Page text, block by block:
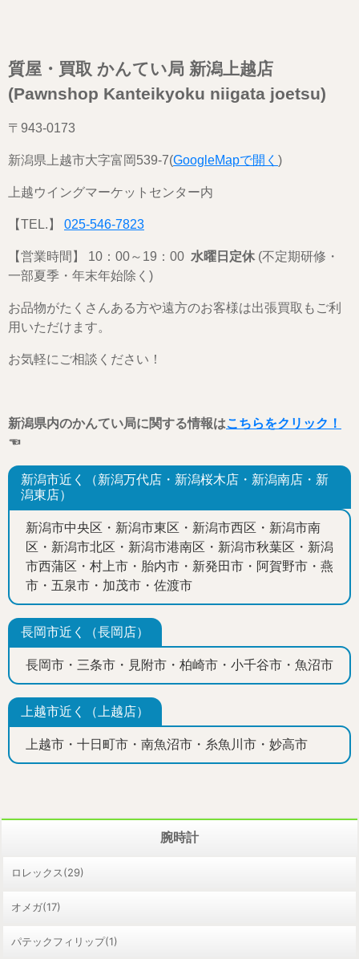
質屋・買取 かんてい局 新潟上越店
(Pawnshop Kanteikyoku niigata joetsu)
〒943-0173
新潟県上越市大字富岡539-7(GoogleMapで開く )
上越ウイングマーケットセンター内
【TEL.】 025-546-7823
【営業時間】 10：00～19：00 水曜日定休(不定期研修・
一部夏季・年末年始除く)
お品物がたくさんある方や遠方のお客様は出張買取もご利
用いただけます。
お気軽にご相談ください！
新潟県内のかんてい局に関する情報はこちらをクリック！
☜
新潟市近く（新潟万代店・新潟桜木店・新潟南店・新
潟東店）
新潟市中央区・新潟市東区・新潟市西区・新潟市南
区・新潟市北区・新潟市港南区・新潟市秋葉区・新潟
市西蒲区・村上市・胎内市・新発田市・阿賀野市・燕
市・五泉市・加茂市・佐渡市
長岡市近く（長岡店）
長岡市・三条市・見附市・柏崎市・小千谷市・魚沼市
上越市近く（上越店）
上越市・十日町市・南魚沼市・糸魚川市・妙高市
腕時計
ロレックス(29)
オメガ(17)
パテックフィリップ(1)